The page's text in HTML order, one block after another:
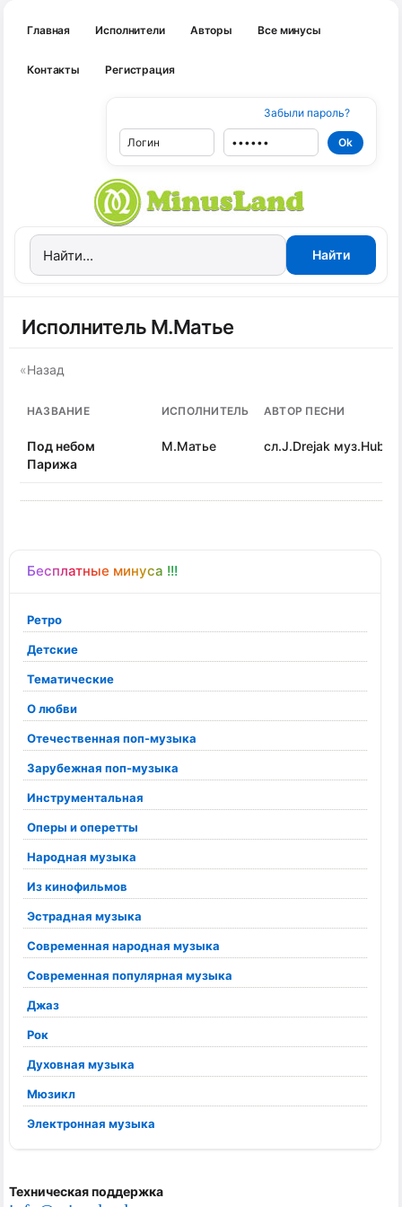
Главная Исполнители Авторы Все минусы
Контакты Регистрация
Забыли пароль?
Бесплатные минуса !!!
Ретро
Детские
Тематические
О любви
Отечественная поп-музыка
Зарубежная поп-музыка
Инструментальная
Оперы и оперетты
Народная музыка
Из кинофильмов
Эстрадная музыка
Современная народная музыка
Современная популярная музыка
Джаз
Рок
Духовная музыка
Мюзикл
Электронная музыка
Техническая поддержка
Исполнитель М.Матье
«Назад
НАЗВАНИЕ ИСПОЛНИТЕЛЬ АВТОР ПЕСНИ
Под небом
Парижа
М.Матье сл.J.Drejak